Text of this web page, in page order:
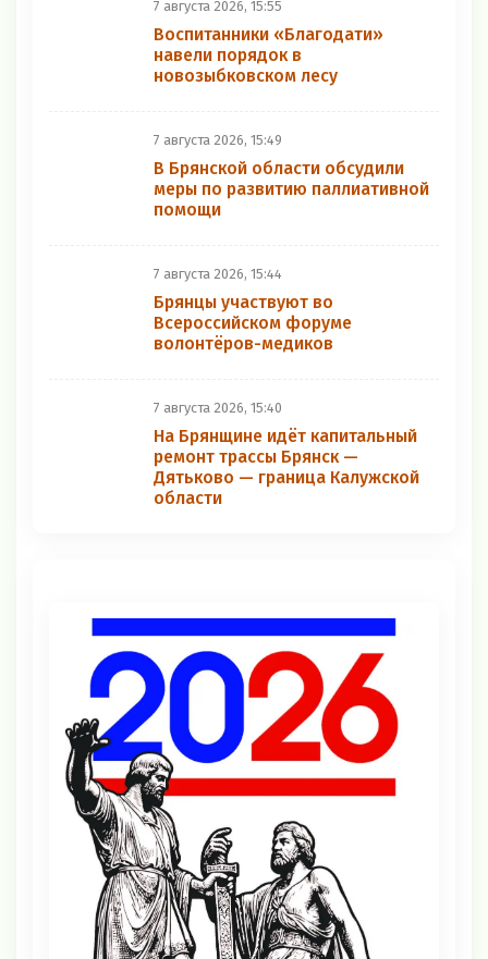
7 августа 2026, 15:55
Воспитанники «Благодати»
навели порядок в
новозыбковском лесу
7 августа 2026, 15:49
В Брянской области обсудили
меры по развитию паллиативной
помощи
7 августа 2026, 15:44
Брянцы участвуют во
Всероссийском форуме
волонтёров-медиков
7 августа 2026, 15:40
На Брянщине идёт капитальный
ремонт трассы Брянск —
Дятьково — граница Калужской
области